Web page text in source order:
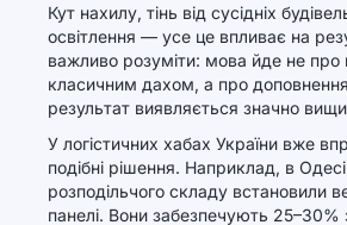
Кут нахилу, тінь від сусідніх
освітлення — усе це впливає на
важливо розуміти: мова йде не про
класичним дахом, а про
результат виявляється значно
У логістичних хабах України вже
подібні рішення. Наприклад, в
розподільчого складу встановили
панелі. Вони забезпечують 25–30%